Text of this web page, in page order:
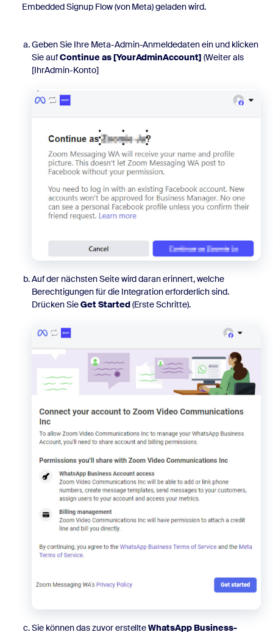
Embedded Signup Flow (von Meta) geladen wird.
Geben Sie Ihre Meta-Admin-Anmeldedaten ein und klicken
Sie aufContinue as [YourAdminAccount] (Weiter als
[IhrAdmin-Konto]
Auf der nächsten Seite wird daran erinnert, welche
Berechtigungen für die Integration erforderlich sind.
Drücken SieGet Started(Erste Schritte).
Sie können das zuvor erstellteWhatsApp Business-